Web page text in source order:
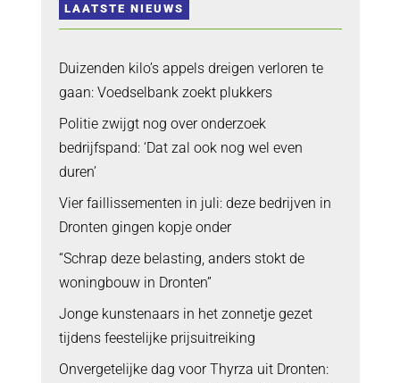
LAATSTE NIEUWS
Duizenden kilo’s appels dreigen verloren te
gaan: Voedselbank zoekt plukkers
Politie zwijgt nog over onderzoek
bedrijfspand: ‘Dat zal ook nog wel even
duren’
Vier faillissementen in juli: deze bedrijven in
Dronten gingen kopje onder
“Schrap deze belasting, anders stokt de
woningbouw in Dronten”
Jonge kunstenaars in het zonnetje gezet
tijdens feestelijke prijsuitreiking
Onvergetelijke dag voor Thyrza uit Dronten: